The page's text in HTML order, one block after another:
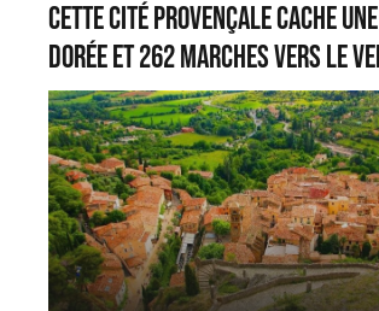
Cette cité provençale cache
dorée et 262 marches vers le